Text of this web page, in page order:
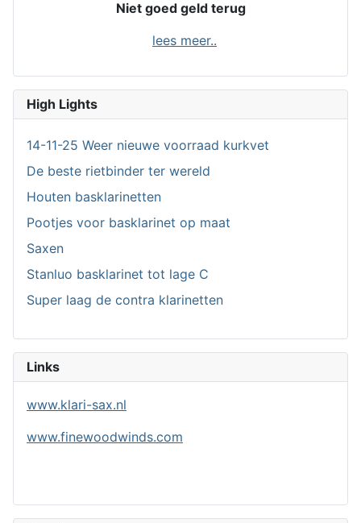
Niet goed geld terug
lees meer..
High Lights
14-11-25 Weer nieuwe voorraad kurkvet
De beste rietbinder ter wereld
Houten basklarinetten
Pootjes voor basklarinet op maat
Saxen
Stanluo basklarinet tot lage C
Super laag de contra klarinetten
Links
www.klari-sax.nl
www.finewoodwinds.com